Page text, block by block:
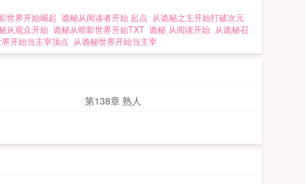
世界开始崛起 诡秘从阅读者开始 起点 从诡秘之主开始打破次元
从观众开始 诡秘从暗影世界开始TXT 诡秘 从阅读开始 从诡秘召
开始当主宰顶点 从诡秘世界开始当主宰
第138章 熟人